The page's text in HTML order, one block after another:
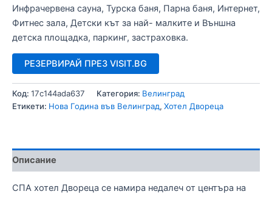
Инфрачервена сауна, Турска баня, Парна баня, Интернет,
Фитнес зала, Детски кът за най- малките и Външна
детска площадка, паркинг, застраховка.
РЕЗЕРВИРАЙ ПРЕЗ VISIT.BG
Код: 17c144ada637 Категория: Велинград
Етикети: Нова Година във Велинград, Хотел Двореца
Описание
СПА хотел Двореца се намира недалеч от центъра на